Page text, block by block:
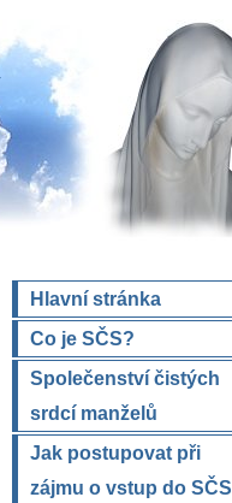
Hlavní stránka
Co je SČS?
Společenství čistých
srdcí manželů
Jak postupovat při
zájmu o vstup do SČS